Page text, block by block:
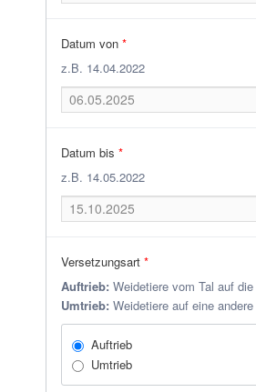
Datum von*
z.B. 14.04.2022
Datum bis*
z.B. 14.05.2022
Versetzungsart*
Auftrieb: Weidetiere vom Tal auf
Umtrieb: Weidetiere auf eine
Auftrieb
Umtrieb